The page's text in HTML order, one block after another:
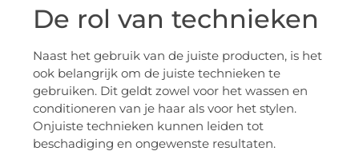
De rol van technieken
Naast het gebruik van de juiste producten, is het
ook belangrijk om de juiste technieken te
gebruiken. Dit geldt zowel voor het wassen en
conditioneren van je haar als voor het stylen.
Onjuiste technieken kunnen leiden tot
beschadiging en ongewenste resultaten.